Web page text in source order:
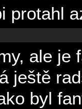
protahl
ale je
ještě
byl